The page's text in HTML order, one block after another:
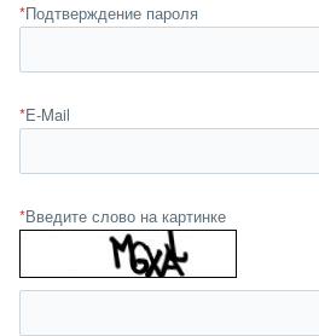
*Подтверждение пароля
*E-Mail
*Введите слово на картинке